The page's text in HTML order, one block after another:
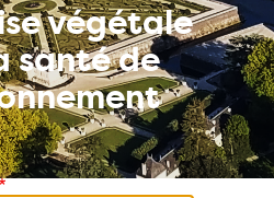
végétale
santé de